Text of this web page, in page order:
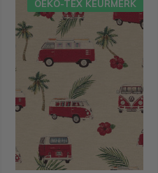
OEKO-TEX KEURMERK